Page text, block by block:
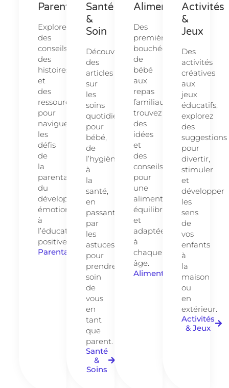
Parentalité
Explorez
des
conseils,
des
histoires
et
des
ressources
pour
naviguer
les
défis
de
la
parentalité,
du
développement
émotionnel
à
l’éducation
positive.
Parentalité
Santé
&
Soin
Découvrez
des
articles
sur
les
soins
quotidiens
pour
bébé,
de
l’hygiène
à
la
santé,
en
passant
par
les
astuces
pour
prendre
soin
de
vous
en
tant
que
parent.
Santé
&
Soins
Alimentation
Des
premières
bouchées
de
bébé
aux
repas
familiaux,
trouvez
des
idées
et
des
conseils
pour
une
alimentation
équilibrée
et
adaptée
à
chaque
âge.
Alimentation
Activités
&
Jeux
Des
activités
créatives
aux
jeux
éducatifs,
explorez
des
suggestions
pour
divertir,
stimuler
et
développer
les
sens
de
vos
enfants
à
la
maison
ou
en
extérieur.
Activités
& Jeux